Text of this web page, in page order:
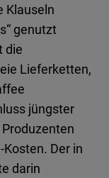
Klauseln
genutzt
die
Lieferketten,
jüngster
‑Kosten. Der in
darin